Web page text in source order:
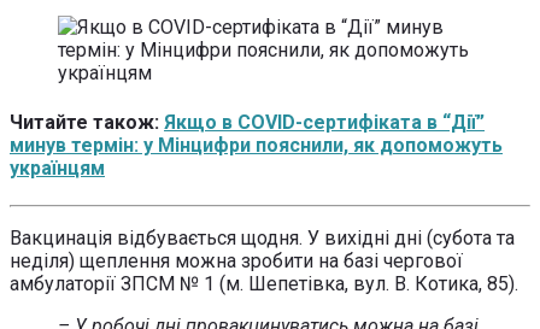
Читайте також: Якщо в COVID-сертифіката в “Дії”
минув термін: у Мінцифри пояснили, як допоможуть
українцям
Вакцинація відбувається щодня. У вихідні дні (субота та
неділя) щеплення можна зробити на базі чергової
амбулаторії ЗПСМ № 1 (м. Шепетівка, вул. В. Котика, 85).